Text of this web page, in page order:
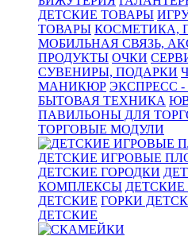
ДЕТСКИЕ ТОВАРЫ
ТОВАРЫ КОСМЕТИКА,
МОБИЛЬНАЯ СВЯЗЬ,
ПРОДУКТЫ ОЧКИ
СУВЕНИРЫ, ПОДАРКИ
МАНИКЮР ЭКСПРЕСС
БЫТОВАЯ ТЕХНИКА
ПАВИЛЬОНЫ ДЛЯ
ТОРГОВЫЕ МОДУЛИ
ДЕТСКИЕ ИГРОВЫЕ
ДЕТСКИЕ ГОРОДКИ
КОМПЛЕКСЫ ДЕТСКИЕ
ДЕТСКИЕ ГОРКИ
ДЕТСКИЕ